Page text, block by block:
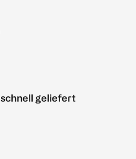
geliefert